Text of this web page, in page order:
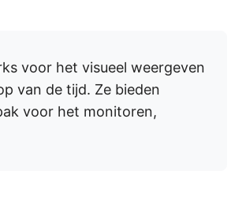
voor het visueel weergeven
van de tijd. Ze bieden
voor het monitoren,